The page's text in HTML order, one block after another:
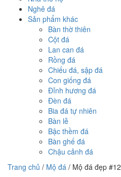
Nghê đá
Sản phẩm khác
Bàn thờ thiên
Cột đá
Lan can đá
Rồng đá
Chiếu đá, sập đá
Con giống đá
Đỉnh hương đá
Đèn đá
Bia đá tự nhiên
Bàn lễ
Bậc thềm đá
Bàn ghế đá
Chậu cảnh đá
Trang chủ / Mộ đá / Mộ đá đẹp #12